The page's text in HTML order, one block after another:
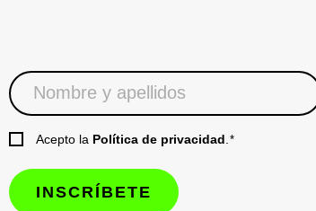
Acepto la Política de privacidad *